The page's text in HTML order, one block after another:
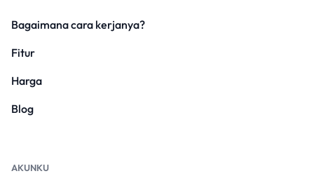
Bagaimana cara kerjanya?
Fitur
Harga
Blog
AKUNKU